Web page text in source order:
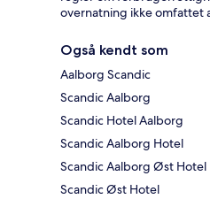
overnatning ikke omfattet
Også kendt som
Aalborg Scandic
Scandic Aalborg
Scandic Hotel Aalborg
Scandic Aalborg Hotel
Scandic Aalborg Øst Hotel
Scandic Øst Hotel